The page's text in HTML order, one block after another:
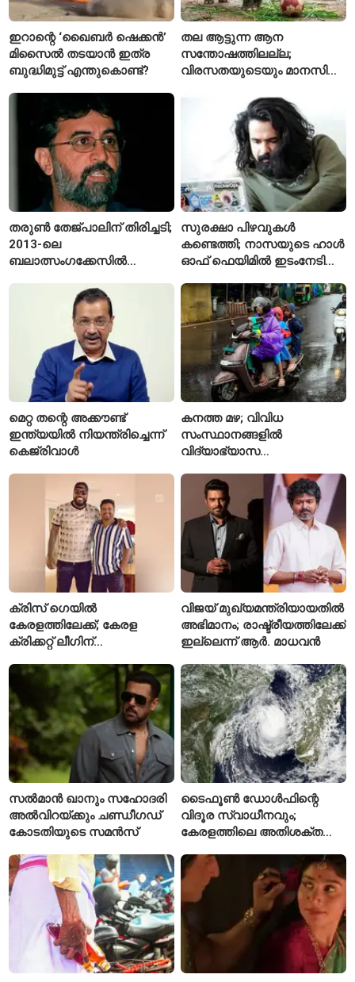
ഇറാന്റെ ‘ഖൈബർ ഷെക്കൻ’
മിസൈൽ തടയാൻ ഇത്ര
ബുദ്ധിമുട്ട് എന്തുകൊണ്ട്?
തല ആട്ടുന്ന ആന
സന്തോഷത്തിലല്ല;
വിരസതയുടെയും മാനസിക
ലക്ഷണമെന്ന് വിദഗ്ധർ
തരുൺ തേജ്പാലിന് തിരിച്ചടി;
2013-ലെ
ബലാത്സംഗക്കേസിൽ
ഹൈക്കോടതി
സുരക്ഷാ പിഴവുകൾ
കണ്ടെത്തി; നാസയുടെ ഹാൾ
ഓഫ് ഫെയിമിൽ ഇടംനേടി
മെറ്റ തന്റെ അക്കൗണ്ട്
ഇന്ത്യയിൽ നിയന്ത്രിച്ചെന്ന്
കെജ്‌രിവാൾ
കനത്ത മഴ; വിവിധ
സംസ്ഥാനങ്ങളിൽ
വിദ്യാഭ്യാസ
പ്രഖ്യാപിച്ചു
ക്രിസ് ഗെയിൽ
കേരളത്തിലേക്ക്; കേരള
ക്രിക്കറ്റ് ലീഗിന്
താരങ്ങൾക്ക് പരിശീലനം
നൽകും
വിജയ് മുഖ്യമന്ത്രിയായതിൽ
അഭിമാനം; രാഷ്ട്രീയത്തിലേക്ക്
ഇല്ലെന്ന് ആർ. മാധവൻ
സൽമാൻ ഖാനും സഹോദരി
അൽവിറയ്ക്കും ചണ്ഡീഗഡ്
കോടതിയുടെ സമൻസ്
ടൈഫൂൺ ഡോൾഫിന്റെ
വിദൂര സ്വാധീനവും;
കേരളത്തിലെ അതിശക്ത
കാരണമായേക്കുമെന്ന്
റിപ്പോർട്ട്